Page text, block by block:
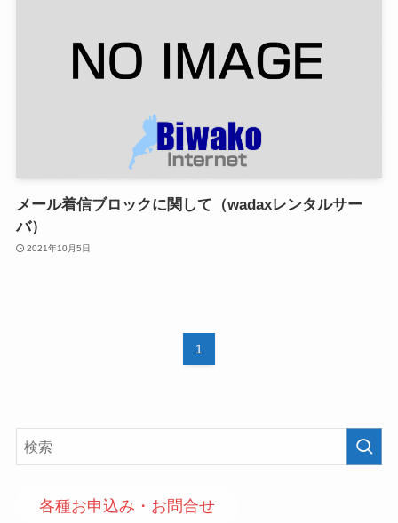
メール着信ブロックに関して（wadaxレンタルサー
バ）
2021年10月5日
1
各種お申込み・お問合せ